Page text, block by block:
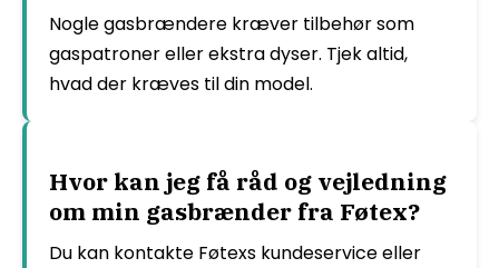
Nogle gasbrændere kræver tilbehør som
gaspatroner eller ekstra dyser. Tjek altid,
hvad der kræves til din model.
Hvor kan jeg få råd og vejledning
om min gasbrænder fra Føtex?
Du kan kontakte Føtexs kundeservice eller